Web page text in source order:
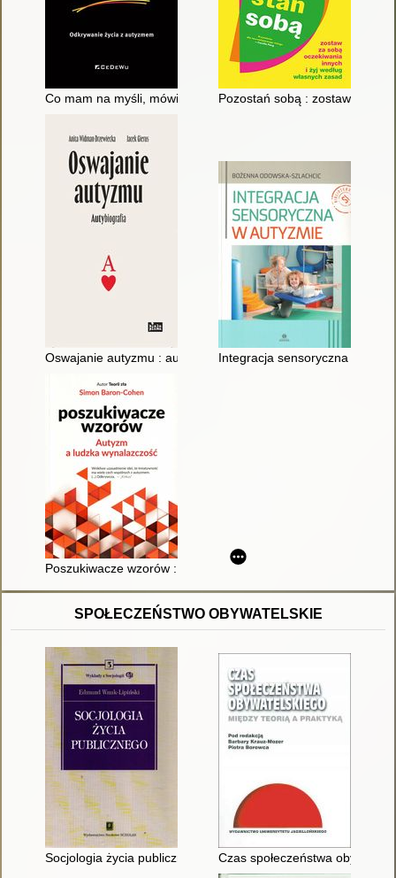
Co mam na myśli, mówiąc, że jestem autystyczna :
Pozostań sobą : zostaw za
Oswajanie autyzmu : autybiografiaIntegracja sensoryczna w
Poszukiwacze wzorów : autyzm a ludzka wynalazczość
SPOŁECZEŃSTWO OBYWATELSKIE
Socjologia życia publicznego Czas społeczeństwa